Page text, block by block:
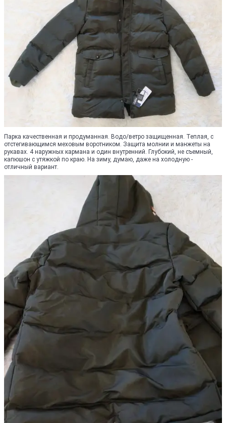
Парка качественная и продуманная. Водо/ветро защищенная. Теплая, с
отстегивающимся меховым воротником. Защита молнии и манжеты на
рукавах. 4 наружных кармана и один внутренний. Глубокий, не съемный,
капюшон с утяжкой по краю. На зиму, думаю, даже на холодную -
отличный вариант.